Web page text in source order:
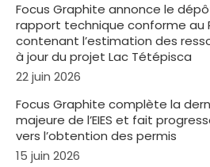
Focus Graphite annonce le
rapport technique conforme au
contenant l’estimation des
à jour du projet Lac Tétépisca
22 juin 2026
Focus Graphite complète la
majeure de l’EIES et fait
vers l’obtention des permis
15 juin 2026